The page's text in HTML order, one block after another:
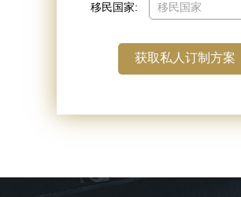
移民国家: